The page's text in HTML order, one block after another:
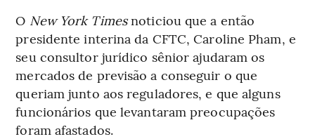
O New York Timesnoticiou que a então
presidente interina da CFTC, Caroline Pham, e
seu consultor jurídico sênior ajudaram os
mercados de previsão a conseguir o que
queriam junto aos reguladores, e que alguns
funcionários que levantaram preocupações
foram afastados.